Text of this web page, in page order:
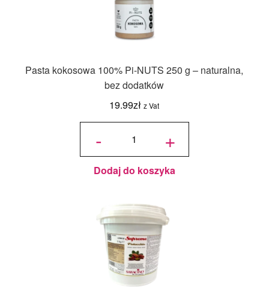
Pasta kokosowa 100% Pi-NUTS 250 g – naturalna,
bez dodatków
19.99zł z Vat
-
ilość
100% Pi-
NUTS
250 g –
naturalna,
bez
+
Dodaj do koszyka